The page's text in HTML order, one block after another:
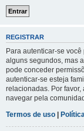
REGISTRAR
Para autenticar-se
alguns segundos, mas
pode conceder
autenticar-se esteja
relacionadas. Por
navegar pela
Termos de uso |